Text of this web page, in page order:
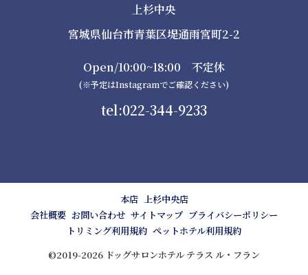
上杉中央
宮城県仙台市青葉区堤通雨宮町2-2
Open/10:00~18:00 不定休
(※予定はInstagramでご確認ください)
tel:022-344-9233
本店 上杉中央店
会社概要 お問い合わせ サイトマップ プライバシーポリシー
トリミング利用規約 ペットホテル利用規約
©2019-2026 ドッグサロンホテル テラス ル・フラン